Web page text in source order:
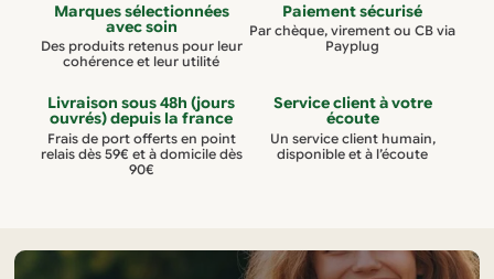
options
peuvent
être
choisies
sur
Marques sélectionnées
avec soin
Des produits retenus pour leur
cohérence et leur utilité
Paiement sécurisé
Par chèque, virement ou CB via
Payplug
Livraison sous 48h (jours
ouvrés) depuis la france
Frais de port offerts en point
relais dès 59€ et à domicile dès
90€
Service client à votre
écoute
Un service client humain,
disponible et à l’écoute